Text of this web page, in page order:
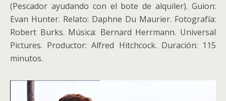
(Pescador ayudando con el bote de alquiler). Guion:
Evan Hunter. Relato: Daphne Du Maurier. Fotografía:
Robert Burks. Música: Bernard Herrmann. Universal
Pictures. Productor: Alfred Hitchcock. Duración: 115
minutos.